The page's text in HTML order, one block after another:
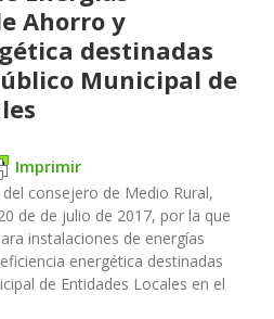
Ahorro y
destinadas
Municipal de
Imprimir
consejero de Medio Rural,
de de julio de 2017, por la que
instalaciones de energías
energética destinadas
de Entidades Locales en el